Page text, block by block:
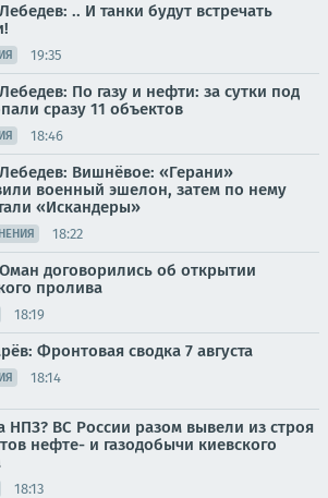
.. И танки будут встречать
19:35
По газу и нефти: за сутки под
сразу 11 объектов
18:46
Вишнёвое: «Герани»
военный эшелон, затем по нему
«Искандеры»
18:22
договорились об открытии
пролива
18:19
Фронтовая сводка 7 августа
18:14
НПЗ? ВС России разом вывели из строя
нефте- и газодобычи киевского
18:13